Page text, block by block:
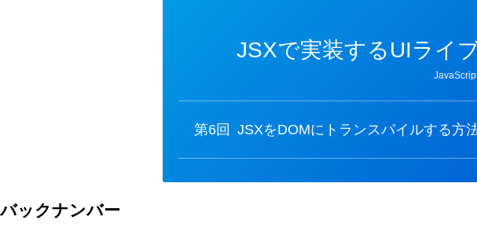
JSXで実装するUIライ
第6回 JSXをDOMにトランスパイルする方
バックナンバー